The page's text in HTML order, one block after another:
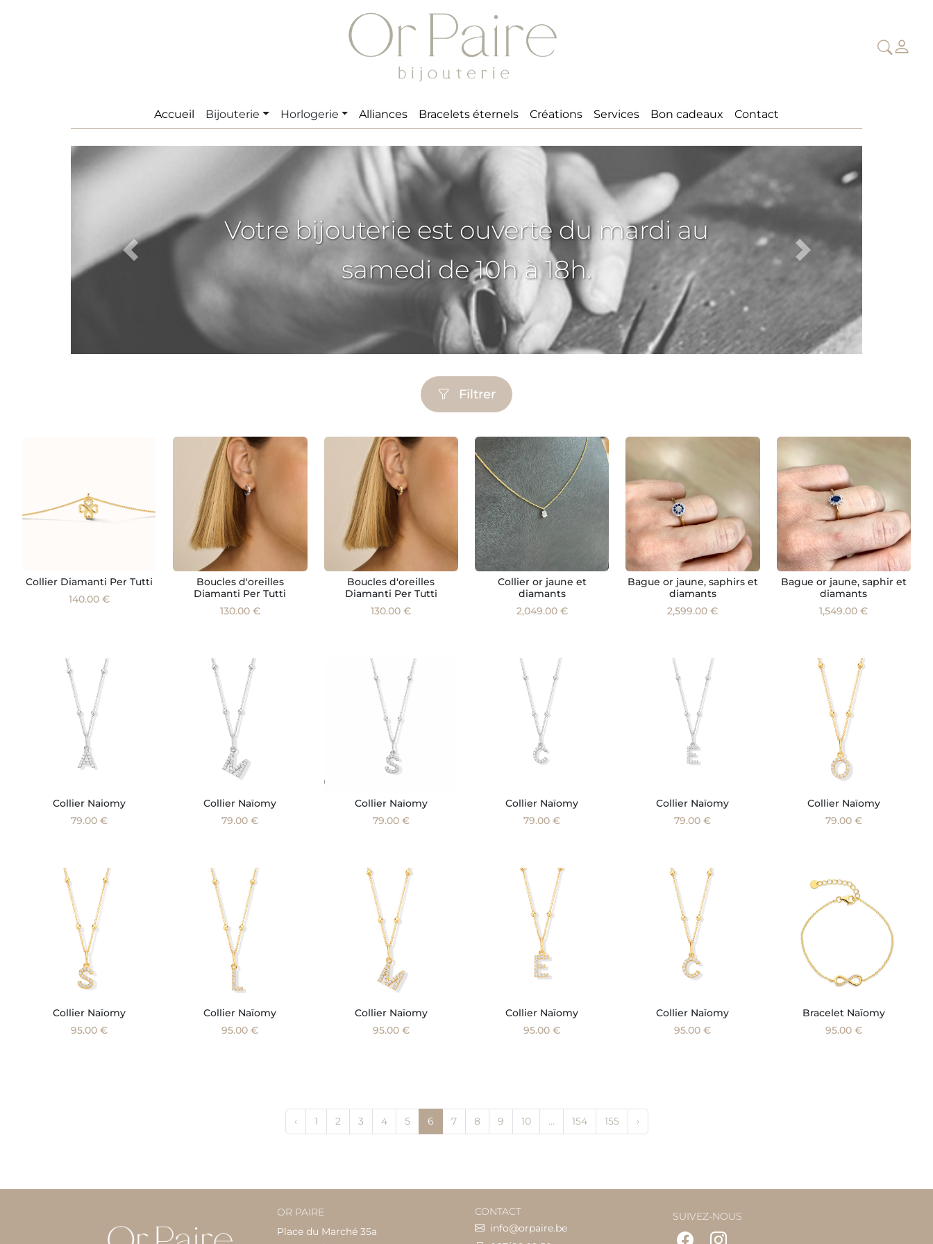
Accueil Bijouterie Horlogerie Alliances Bracelets éternels Créations Services Bon cadeaux Contact
Votre bijouterie est ouverte du mardi au
samedi de 10h à 18h.
Filtrer
Collier Diamanti Per Tutti
140.00 €
Boucles d'oreilles
Diamanti Per Tutti
130.00 €
Boucles d'oreilles
Diamanti Per Tutti
130.00 €
Collier or jaune et
diamants
2,049.00 €
Bague or jaune, saphirs et
diamants
2,599.00 €
Bague or jaune, saphir et
diamants
1,549.00 €
Collier Naiomy
79.00 €
Collier Naïomy
79.00 €
Collier Naïomy
79.00 €
Collier Naïomy
79.00 €
Collier Naïomy
79.00 €
Collier Naïomy
79.00 €
Collier Naïomy
95.00 €
Collier Naïomy
95.00 €
Collier Naïomy
95.00 €
Collier Naïomy
95.00 €
Collier Naïomy
95.00 €
Bracelet Naïomy
95.00 €
‹ 1 2 3 4 5 6 7 8 9 10 ... 154 155 ›
OR PAIRE
Place du Marché 35a
CONTACT
info@orpaire.be
SUIVEZ-NOUS